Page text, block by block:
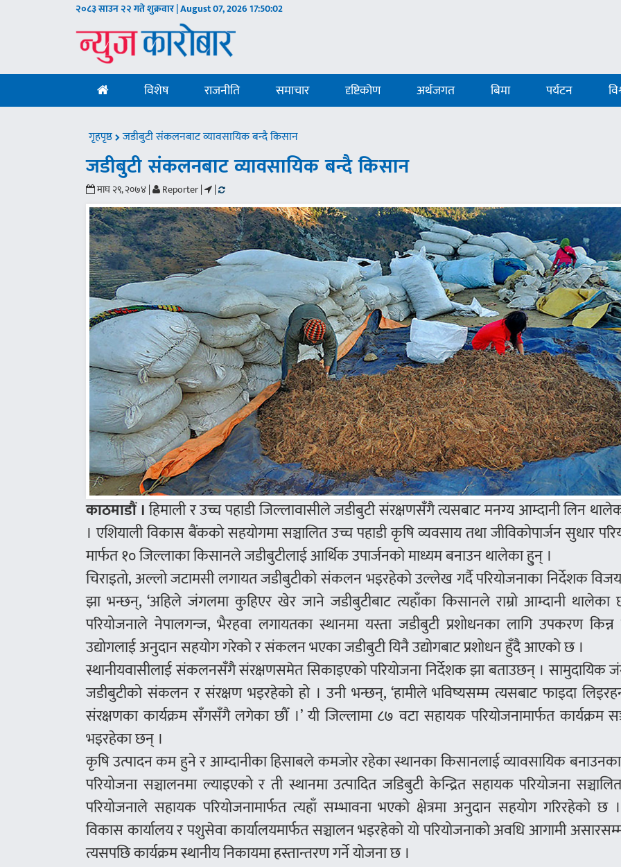
२०८३ साउन २२ गते शुक्रवार | August 07, 202617:50:03
विशेष राजनीति समाचार दृष्टिकोण अर्थजगत बिमा पर्यटन
गृहपृष्ठ जडीबुटी संकलनबाट व्यावसायिक बन्दै किसान
जडीबुटी संकलनबाट व्यावसायिक बन्दै किसान
माघ २९, २०७४ | Reporter | |
काठमाडौं ।हिमाली र उच्च पहाडी जिल्लावासीले जडीबुटी संरक्षणसँगै त्यसबाट मनग्य आम्दानी लिन
। एशियाली विकास बैंकको सहयोगमा सञ्चालित उच्च पहाडी कृषि व्यवसाय तथा जीविकोपार्जन सुधार
मार्फत १० जिल्लाका किसानले जडीबुटीलाई आर्थिक उपार्जनको माध्यम बनाउन थालेका हु्न् ।
चिराइतो, अल्लो जटामसी लगायत जडीबुटीको संकलन भइरहेको उल्लेख गर्दै परियोजनाका निर्देशक
झा भन्छन्, ‘अहिले जंगलमा कुहिएर खेर जाने जडीबुटीबाट त्यहाँका किसानले राम्रो आम्दानी थालेका
परियोजनाले नेपालगन्ज, भैरहवा लगायतका स्थानमा यस्ता जडीबुटी प्रशोधनका लागि उपकरण
उद्योगलाई अनुदान सहयोग गरेको र संकलन भएका जडीबुटी यिनै उद्योगबाट प्रशोधन हुँदै आएको छ ।
स्थानीयवासीलाई संकलनसँगै संरक्षणसमेत सिकाइएको परियोजना निर्देशक झा बताउछन् । सामुदायिक
जडीबुटीको संकलन र संरक्षण भइरहेको हो । उनी भन्छन्, ‘हामीले भविष्यसम्म त्यसबाट फाइदा
संरक्षणका कार्यक्रम सँगसँगै लगेका छौँ ।’ यी जिल्लामा ८७ वटा सहायक परियोजनामार्फत कार्यक्रम
भइरहेका छन् ।
कृषि उत्पादन कम हुने र आम्दानीका हिसाबले कमजोर रहेका स्थानका किसानलाई व्यावसायिक
परियोजना सञ्चालनमा ल्याइएको र ती स्थानमा उत्पादित जडिबुटी केन्द्रित सहायक परियोजना
परियोजनाले सहायक परियोजनामार्फत त्यहाँ सम्भावना भएको क्षेत्रमा अनुदान सहयोग गरिरहेको छ
विकास कार्यालय र पशुसेवा कार्यालयमार्फत सञ्चालन भइरहेको यो परियोजनाको अवधि आगामी
त्यसपछि कार्यक्रम स्थानीय निकायमा हस्तान्तरण गर्ने योजना छ ।